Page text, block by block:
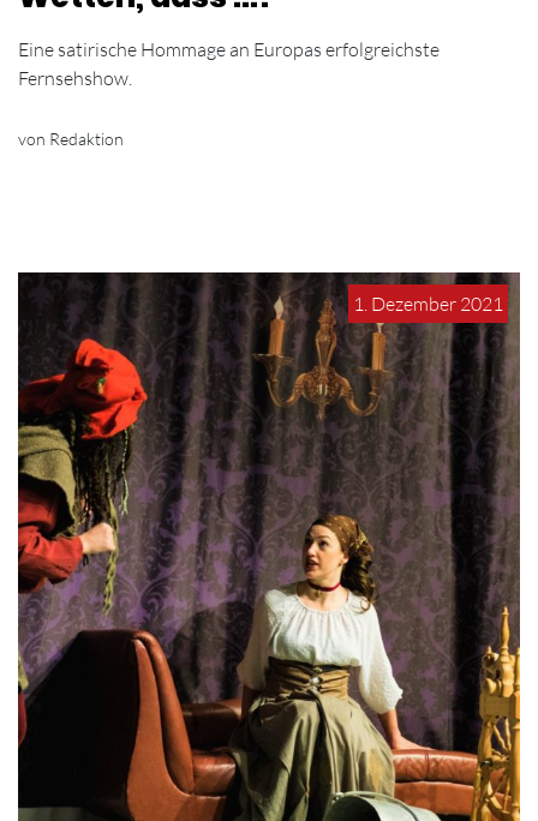
Eine satirische Hommage an Europas erfolgreichste
Fernsehshow.
von Redaktion
1. Dezember 2021